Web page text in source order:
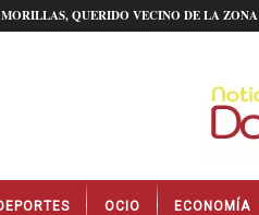
QUERIDO VECINO DE LA ZONA
OCIO ECONOMÍA